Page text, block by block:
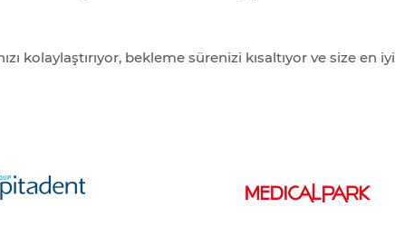
kolaylaştırıyor, bekleme sürenizi kısaltıyor ve size en iyi